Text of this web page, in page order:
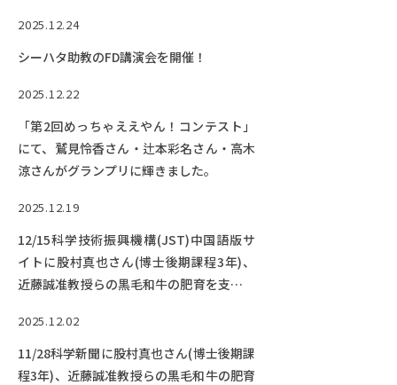
2025.12.24
シーハタ助教のFD講演会を開催！
2025.12.22
「第2回めっちゃええやん！コンテスト」
にて、鷲見怜香さん・辻本彩名さん・高木
涼さんがグランプリに輝きました。
2025.12.19
12/15科学技術振興機構(JST)中国語版サ
イトに股村真也さん(博士後期課程3年)、
近藤誠准教授らの黒毛和牛の肥育を支える
た。
2025.12.02
11/28科学新聞に股村真也さん(博士後期課
程3年)、近藤誠准教授らの黒毛和牛の肥育